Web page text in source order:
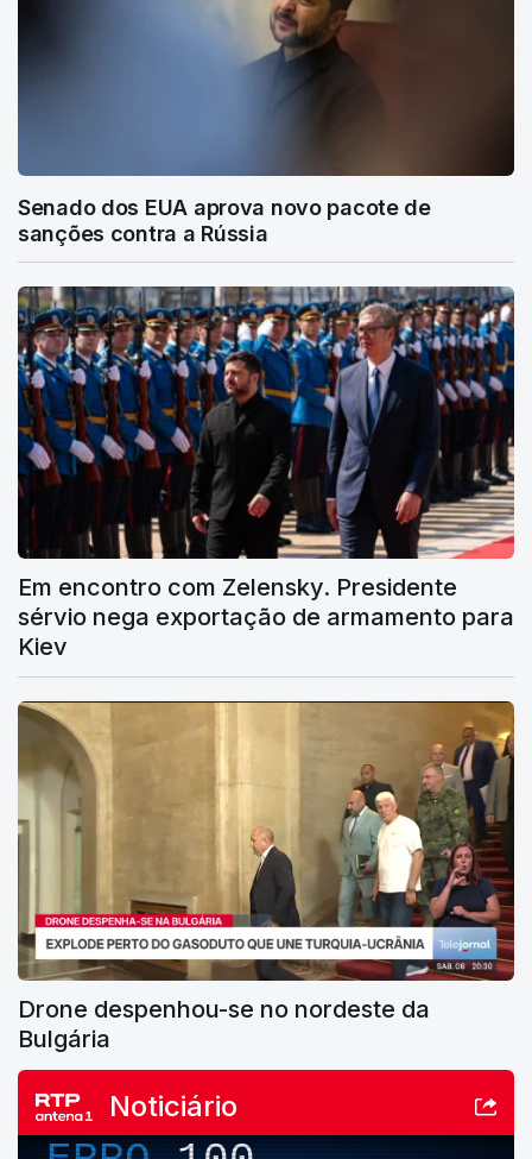
Senado dos EUA aprova novo pacote de
sanções contra a Rússia
Em encontro com Zelensky. Presidente
sérvio nega exportação de armamento para
Kiev
Drone despenhou-se no nordeste da
Bulgária
Noticiário